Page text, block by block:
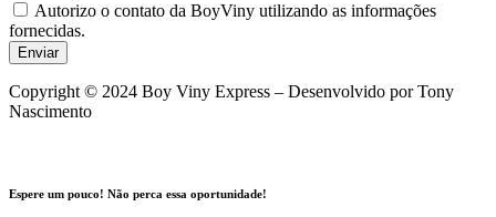
Autorizo o contato da BoyViny utilizando as informações
fornecidas.
Enviar
Copyright © 2024 Boy Viny Express – Desenvolvido por Tony
Nascimento
Espere um pouco! Não perca essa oportunidade!